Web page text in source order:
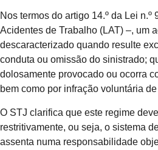
Nos termos do artigo 14.º da Lei n.º
Acidentes de Trabalho (LAT) –, um
descaracterizado quando resulte
conduta ou omissão do sinistrado;
dolosamente provocado ou ocorra
bem como por infração voluntária
O STJ clarifica que este regime
restritivamente, ou seja, o sistema
assenta numa responsabilidade